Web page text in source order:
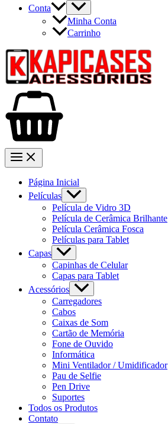
Conta
Minha Conta
Carrinho
Página Inicial
Películas
Película de Vidro 3D
Película de Cerâmica Brilhante
Película Cerâmica Fosca
Películas para Tablet
Capas
Capinhas de Celular
Capas para Tablet
Acessórios
Carregadores
Cabos
Caixas de Som
Cartão de Memória
Fone de Ouvido
Informática
Mini Ventilador / Umidificador
Pau de Selfie
Pen Drive
Suportes
Todos os Produtos
Contato